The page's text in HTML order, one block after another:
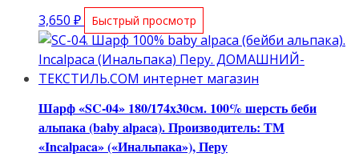
3,650 ₽ Быстрый просмотр
Шарф «SC-04» 180/174х30см. 100% шерсть беби
альпака (baby alpaca). Производитель: ТМ
«Incalpaca» («Инальпака»), Перу